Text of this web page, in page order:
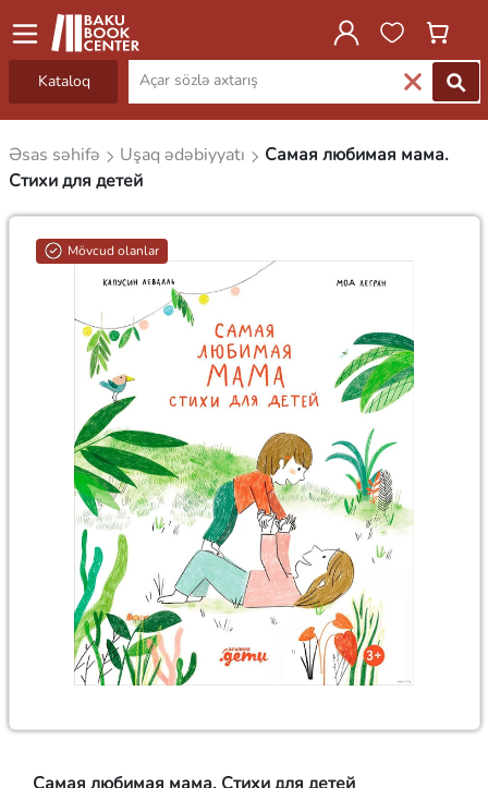
Kataloq
Əsas səhifə Uşaq ədəbiyyatı
Самая любимая мама.
Стихи для детей
Mövcud olanlar